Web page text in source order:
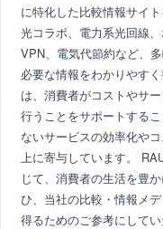
に特化した比較情報サイ
光コラボ、電力系光回線
VPN、電気代節約など、
必要な情報をわかりやす
は、消費者がコストやサ
行うことをサポートする
ないサービスの効率化や
上に寄与しています。
じて、消費者の生活を豊
ひ、当社の比較・情報メ
得るためのご参考にしてい